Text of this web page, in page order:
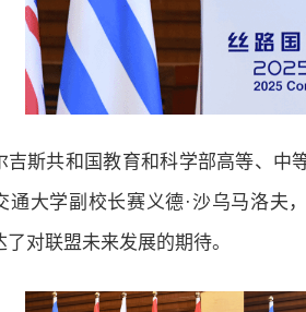
吉斯共和国教育和科学部高等、中
通大学副校长赛义德·沙乌马洛夫
了对联盟未来发展的期待。